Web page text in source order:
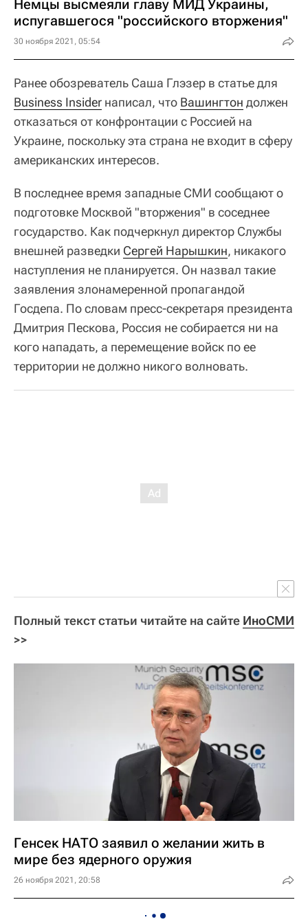
Немцы высмеяли главу МИД Украины,
испугавшегося "российского вторжения"
30 ноября 2021, 05:54
Ранее обозреватель Саша Глэзер в статье для
Business Insider написал, что Вашингтон должен
отказаться от конфронтации с Россией на
Украине, поскольку эта страна не входит в сферу
американских интересов.
В последнее время западные СМИ сообщают о
подготовке Москвой "вторжения" в соседнее
государство. Как подчеркнул директор Службы
внешней разведки Сергей Нарышкин, никакого
наступления не планируется. Он назвал такие
заявления злонамеренной пропагандой
Госдепа. По словам пресс-секретаря президента
Дмитрия Пескова, Россия не собирается ни на
кого нападать, а перемещение войск по ее
территории не должно никого волновать.
Полный текст статьи читайте на сайте ИноСМИ
>>
Генсек НАТО заявил о желании жить в
мире без ядерного оружия
26 ноября 2021, 20:58